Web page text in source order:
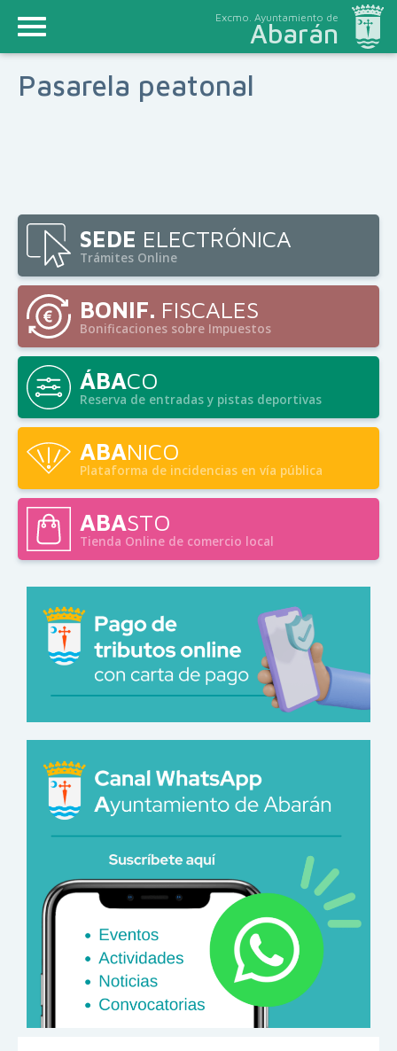
Excmo. Ayuntamiento de
Abarán
Pasarela peatonal
SEDE ELECTRÓNICA
Trámites Online
BONIF. FISCALES
Bonificaciones sobre Impuestos
ÁBACO
Reserva de entradas y pistas deportivas
ABANICO
Plataforma de incidencias en vía pública
ABASTO
Tienda Online de comercio local